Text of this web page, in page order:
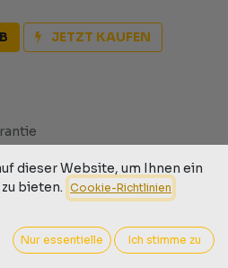
JETZT KAUFEN
Dram / Morrison Scotch
dieser Website, um Ihnen ein
bieten. Cookie-Richtlinien
Nur essentielle Ich stimme zu